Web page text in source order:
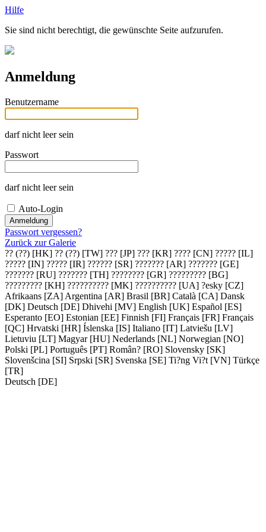
Hilfe
Sie sind nicht berechtigt, die gewünschte Seite aufzurufen.
Anmeldung
Benutzername
darf nicht leer sein
Passwort
darf nicht leer sein
Auto-Login
Passwort vergessen?
Zurück zur Galerie
?? (??) [HK] ?? (??) [TW] ??? [JP] ??? [KR] ???? [CN] ????? [IL]
????? [IN] ????? [IR] ?????? [SR] ??????? [AR] ??????? [GE]
??????? [RU] ??????? [TH] ???????? [GR] ????????? [BG]
????????? [KH] ?????????? [MK] ?????????? [UA] ?esky [CZ]
Afrikaans [ZA] Argentina [AR] Brasil [BR] Català [CA] Dansk
[DK] Deutsch [DE] Dhivehi [MV] English [UK] Español [ES]
Esperanto [EO] Estonian [EE] Finnish [FI] Français [FR] Français
[QC] Hrvatski [HR] Íslenska [IS] Italiano [IT] Latviešu [LV]
Lietuviu [LT] Magyar [HU] Nederlands [NL] Norwegian [NO]
Polski [PL] Português [PT] Român? [RO] Slovensky [SK]
Slovenšcina [SI] Srpski [SR] Svenska [SE] Ti?ng Vi?t [VN] Türkçe
[TR]
Deutsch [DE]